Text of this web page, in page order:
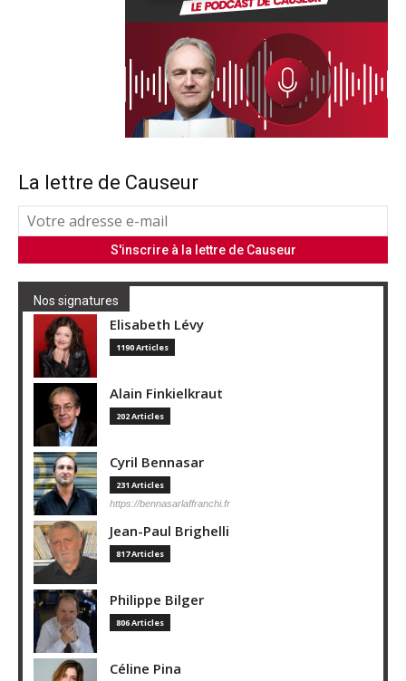
La lettre de Causeur
Nos signatures
Elisabeth Lévy
1190 Articles
Alain Finkielkraut
202 Articles
Cyril Bennasar
231 Articles
https://bennasarlaffranchi.fr
Jean-Paul Brighelli
817 Articles
Philippe Bilger
806 Articles
Céline Pina